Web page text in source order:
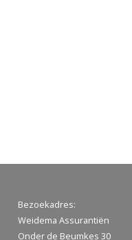
Bezoekadres:
Weidema Assurantiën
Onder de Beumkes 30